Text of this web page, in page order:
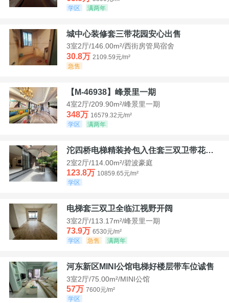
学区
满两年
城中心装修套三带花园安心出售
3室2厅/146.00m²/西街房管局宿舍
30.8万 2109.59元/m²
急售
【M-46938】峰景里一期
4室2厅/209.90m²/峰景里一期
348万 16579.32元/m²
学区
满两年
沱四桥电梯精装拎包入住套三双卫带花园40平米带车位
2室2厅/114.00m²/碧波豪庭
123.8万 10859.65元/m²
学区
电梯套三双卫全临江视野开阔
3室2厅/113.17m²/峰景里一期
73.9万 6530元/m²
学区
急售 满两年
河东新区MINI公馆电梯好楼层带车位诚售
3室2厅/75.00m²/MINI公馆
57万 7600元/m²
学区